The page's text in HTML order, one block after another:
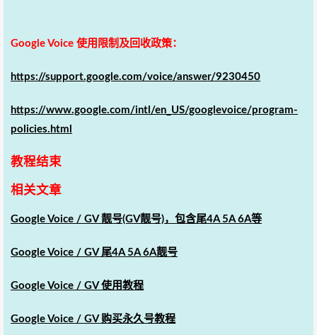
Google Voice 使用限制及回收政策：
https://support.google.com/voice/answer/9230450
https://www.google.com/intl/en_US/googlevoice/program-
policies.html
教程结束
相关文章
Google Voice / GV 靓号(GV靓号)，包含尾4A 5A 6A等
Google Voice / GV 尾4A 5A 6A靓号
Google Voice / GV 使用教程
Google Voice / GV 购买永久号教程